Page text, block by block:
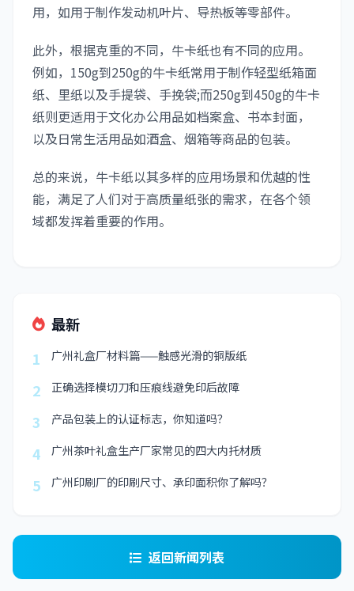
用，如用于制作发动机叶片、导热板等零部件。
此外，根据克重的不同，牛卡纸也有不同的应用。
例如，150g到250g的牛卡纸常用于制作轻型纸箱面
纸、里纸以及手提袋、手挽袋;而250g到450g的牛卡
纸则更适用于文化办公用品如档案盒、书本封面，
以及日常生活用品如酒盒、烟箱等商品的包装。
总的来说，牛卡纸以其多样的应用场景和优越的性
能，满足了人们对于高质量纸张的需求，在各个领
域都发挥着重要的作用。
最新
1
广州礼盒厂材料篇——触感光滑的铜版纸
2 正确选择模切刀和压痕线避免印后故障
3 产品包装上的认证标志，你知道吗？
4 广州茶叶礼盒生产厂家常见的四大内托材质
5 广州印刷厂的印刷尺寸、承印面积你了解吗？
返回新闻列表